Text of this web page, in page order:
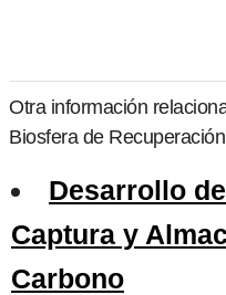
Otra información
Biosfera de
Desarrollo
Captura y
Carbono